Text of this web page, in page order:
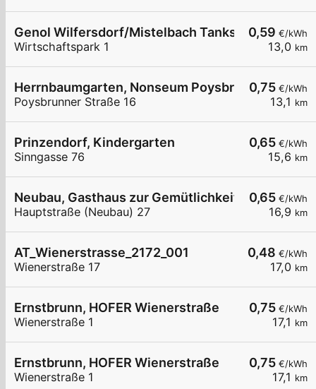
0,59 €/kWh
13,0 km
Genol Wilfersdorf/Mistelbach Tankstelle
Wirtschaftspark 1
0,75 €/kWh
13,1 km
Herrnbaumgarten, Nonseum Poysbrunner Str.
Poysbrunner Straße 16
0,65 €/kWh
15,6 km
Prinzendorf, Kindergarten
Sinngasse 76
0,65 €/kWh
16,9 km
Neubau, Gasthaus zur Gemütlichkeit
Hauptstraße (Neubau) 27
0,48 €/kWh
17,0 km
AT_Wienerstrasse_2172_001
Wienerstraße 17
0,75 €/kWh
17,1 km
Ernstbrunn, HOFER Wienerstraße
Wienerstraße 1
0,75 €/kWh
17,1 km
Ernstbrunn, HOFER Wienerstraße
Wienerstraße 1